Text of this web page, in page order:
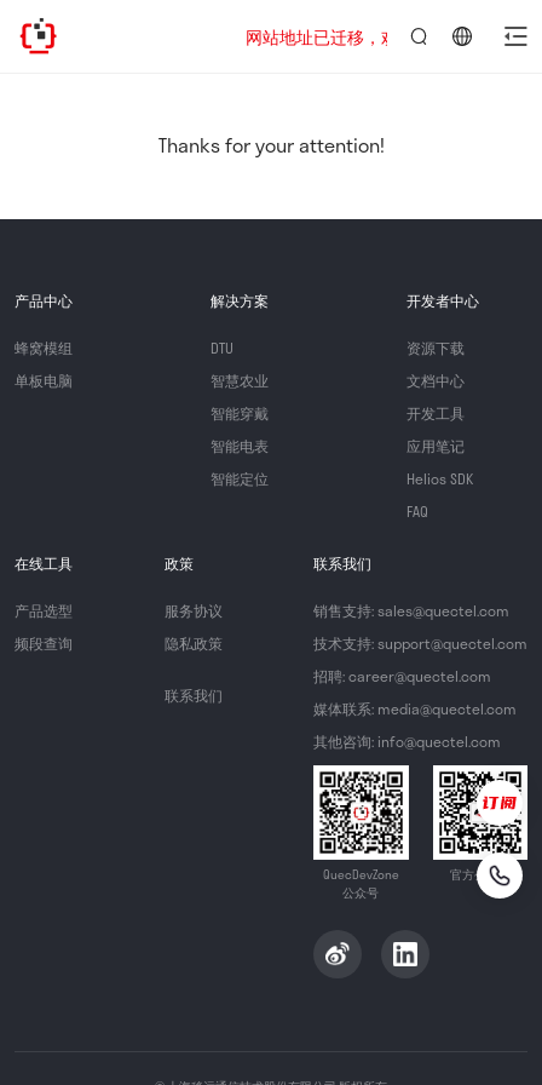
网站地址已迁移，欢迎访问新址：
Thanks for your attention!
产品中心
蜂窝模组
单板电脑
解决方案
DTU
智慧农业
智能穿戴
智能电表
智能定位
开发者中心
资源下载
文档中心
开发工具
应用笔记
Helios SDK
FAQ
在线工具
产品选型
频段查询
政策
服务协议
隐私政策
联系我们
联系我们
销售支持: sales@quectel.com
技术支持: support@quectel.com
招聘: career@quectel.com
媒体联系: media@quectel.com
其他咨询: info@quectel.com
QuecDevZone
公众号
官方公众号